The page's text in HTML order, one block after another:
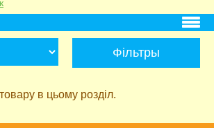
Фільтры
в цьому розділ.